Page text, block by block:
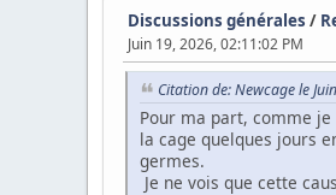
Discussions générales /
Juin 19, 2026, 02:11:02 PM
Citation de: Newcage le
Pour ma part, comme
la cage quelques jours
germes.
Je ne vois que cette